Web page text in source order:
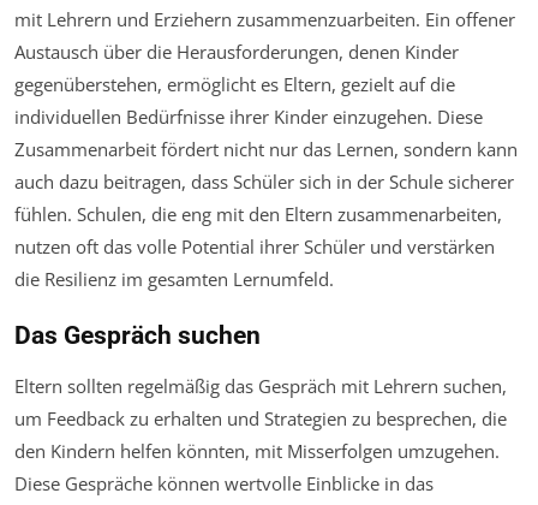
mit Lehrern und Erziehern zusammenzuarbeiten. Ein offener
Austausch über die Herausforderungen, denen Kinder
gegenüberstehen, ermöglicht es Eltern, gezielt auf die
individuellen Bedürfnisse ihrer Kinder einzugehen. Diese
Zusammenarbeit fördert nicht nur das Lernen, sondern kann
auch dazu beitragen, dass Schüler sich in der Schule sicherer
fühlen. Schulen, die eng mit den Eltern zusammenarbeiten,
nutzen oft das volle Potential ihrer Schüler und verstärken
die Resilienz im gesamten Lernumfeld.
Das Gespräch suchen
Eltern sollten regelmäßig das Gespräch mit Lehrern suchen,
um Feedback zu erhalten und Strategien zu besprechen, die
den Kindern helfen könnten, mit Misserfolgen umzugehen.
Diese Gespräche können wertvolle Einblicke in das